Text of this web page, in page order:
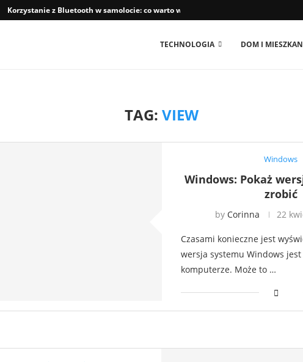
Korzystanie z Bluetooth w samolocie: co warto wiedzieć
TECHNOLOGIA DOM I
TAG:VIEW
Windows
Windows: Pokaż
zrobić
by Corinna 22
Czasami konieczne jest
wersja systemu Windows
komputerze. Może to …